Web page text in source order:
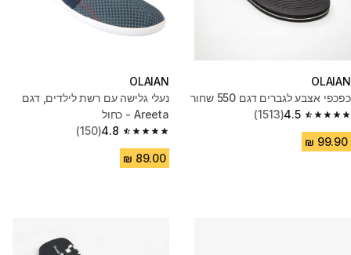
OLAIAN
כפכפי אצבע לגברים דגם 550 שחור
4.5
4.5 out of 5 stars from 1513 reviews
(1513)
OLAIAN
נעלי גלישה עם רשת לילדים, דגם
Areeta - כחול
4.8
4.8 out of 5 stars from 150 reviews
(150)